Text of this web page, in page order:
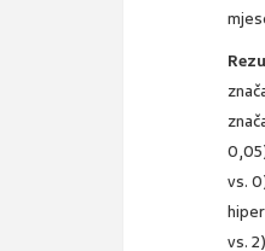
vs.
vs.